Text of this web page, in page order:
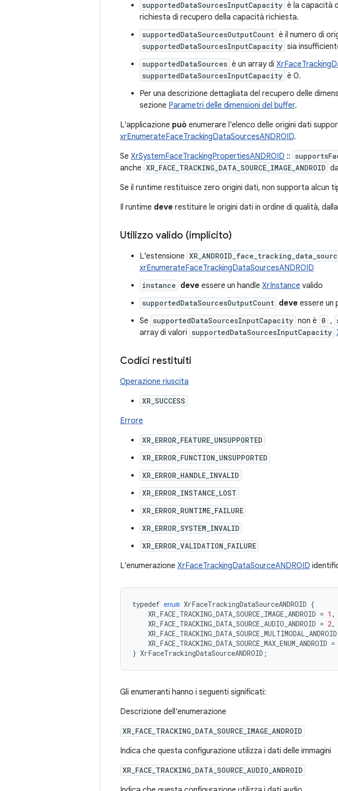
supportedDataSourcesInputCapacity è la capacità
richiesta di recupero della capacità richiesta.
supportedDataSourcesOutputCount è il numero di
supportedDataSourcesInputCapacity sia
supportedDataSources è un array di
supportedDataSourcesInputCapacity è 0.
Per una descrizione dettagliata del recupero delle
sezione Parametri delle dimensioni del buffer.
L'applicazione può enumerare l'elenco delle origini dati
xrEnumerateFaceTrackingDataSourcesANDROID.
Se XrSystemFaceTrackingPropertiesANDROID ::
anche XR_FACE_TRACKING_DATA_SOURCE_IMAGE_ANDROID da
Se il runtime restituisce zero origini dati, non supporta alcun
Il runtime deve restituire le origini dati in ordine di qualità,
Utilizzo valido (implicito)
L'estensione
xrEnumerateFaceTrackingDataSourcesANDROID
instance deve essere un handle XrInstance valido
supportedDataSourcesOutputCount deve essere un
Se supportedDataSourcesInputCapacity non è 0 ,
array di valori supportedDataSourcesInputCapacity
Codici restituiti
Operazione riuscita
XR_SUCCESS
Errore
XR_ERROR_FEATURE_UNSUPPORTED
XR_ERROR_FUNCTION_UNSUPPORTED
XR_ERROR_HANDLE_INVALID
XR_ERROR_INSTANCE_LOST
XR_ERROR_RUNTIME_FAILURE
XR_ERROR_SYSTEM_INVALID
XR_ERROR_VALIDATION_FAILURE
L'enumerazione XrFaceTrackingDataSourceANDROID
typedef enum XrFaceTrackingDataSourceANDROID {
XR_FACE_TRACKING_DATA_SOURCE_IMAGE_ANDROID = 1 ,
XR_FACE_TRACKING_DATA_SOURCE_AUDIO_ANDROID = 2,
XR_FACE_TRACKING_DATA_SOURCE_MULTIMODAL_ANDROID
XR_FACE_TRACKING_DATA_SOURCE_MAX_ENUM_ANDROID =
} XrFaceTrackingDataSourceANDROID ;
Gli enumeranti hanno i seguenti significati:
Descrizione dell'enumerazione
XR_FACE_TRACKING_DATA_SOURCE_IMAGE_ANDROID
Indica che questa configurazione utilizza i dati delle immagini
XR_FACE_TRACKING_DATA_SOURCE_AUDIO_ANDROID